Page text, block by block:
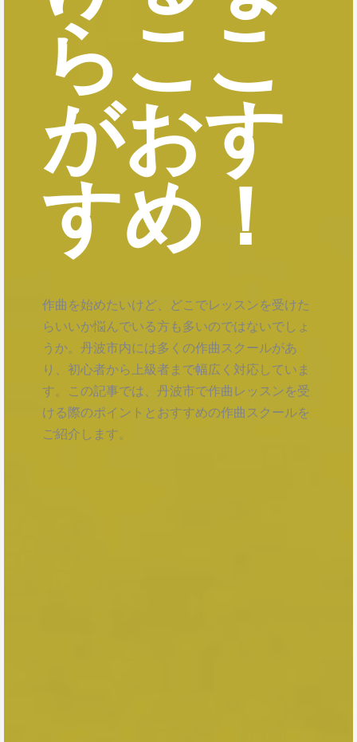
らここ
がおす
すめ！
作曲を始めたいけど、どこでレッスンを受けた
らいいか悩んでいる方も多いのではないでしょ
うか。丹波市内には多くの作曲スクールがあ
り、初心者から上級者まで幅広く対応していま
す。この記事では、丹波市で作曲レッスンを受
ける際のポイントとおすすめの作曲スクールを
ご紹介します。